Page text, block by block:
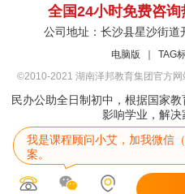
全国24小时免费咨
公司地址：长沙县星沙街
电脑版 TAG
©2010-2021 湖南泽邦教育集团官方
民办公助全日制初中，根据国家
影响学业，解决
我是课程顾问小艾，加我微信（
案。